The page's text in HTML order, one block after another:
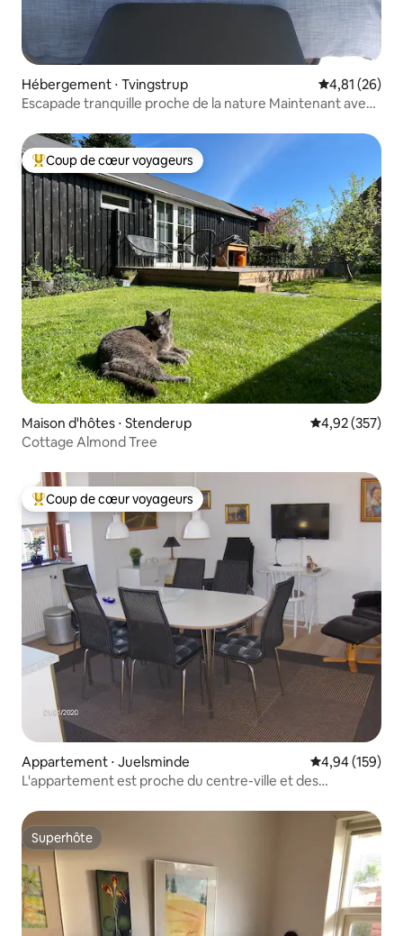
Hébergement ⋅ Tvingstrup Évaluation
4,81 (26)
Escapade tranquille proche de la nature Maintenant avec
Coups de cœur voyageurs les plus appréciés
Coup de cœur voyageurs
Maison d'hôtes ⋅ Stenderup Évaluation
4,92 (357)
Cottage Almond Tree
Coups de cœur voyageurs les plus appréciés
Coup de cœur voyageurs
Appartement ⋅ Juelsminde Évaluation
4,94 (159)
L'appartement est proche du centre-ville et des
Superhôte
Superhôte